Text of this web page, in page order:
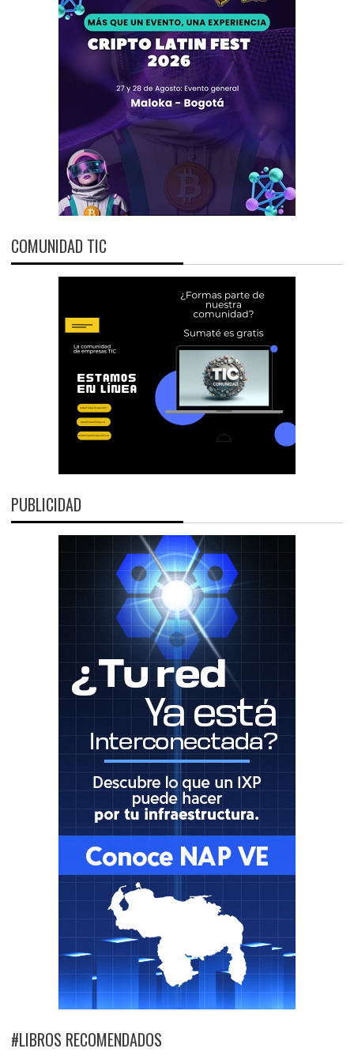
COMUNIDAD TIC
PUBLICIDAD
#LIBROS RECOMENDADOS